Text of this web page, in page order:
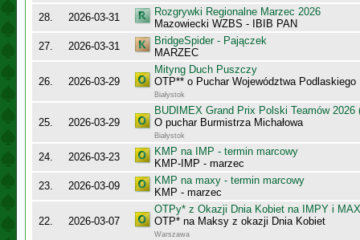
28.
2026-03-31
Rozgrywki Regionalne Marzec 2026
Mazowiecki WZBS - IBIB PAN
27.
2026-03-31
BridgeSpider - Pajączek
MARZEC
26. 2026-03-29
Mityng Duch Puszczy
OTP** o Puchar Województwa Podlaskiego
Białystok
25. 2026-03-29
BUDIMEX Grand Prix Polski Teamów 2026
O puchar Burmistrza Michałowa
Białystok
24. 2026-03-23
KMP na IMP - termin marcowy
KMP-IMP - marzec
23.
2026-03-09
KMP na maxy - termin marcowy
KMP - marzec
22. 2026-03-07
OTPy* z Okazji Dnia Kobiet na IMPY i
OTP* na Maksy z okazji Dnia Kobiet
Warszawa